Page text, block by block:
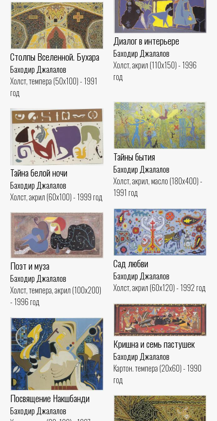
Диалог в интерьере
Баходир Джалалов
Холст, акрил (110x150) - 1996
год
Столпы Вселенной. Бухара
Баходир Джалалов
Холст, темпера (50x100) - 1991
год
Тайны бытия
Баходир Джалалов
Холст, акрил, масло (180x400) -
1991 год
Тайна белой ночи
Баходир Джалалов
Холст, акрил (60x100) - 1999 год
Сад любви
Баходир Джалалов
Холст, акрил (60x120) - 1992 год
Поэт и муза
Баходир Джалалов
Холст, темпера, акрил (100x200)
- 1996 год
Кришна и семь пастушек
Баходир Джалалов
Картон. темпера (20x60) - 1990
год
Посвящение Накшбанди
Баходир Джалалов